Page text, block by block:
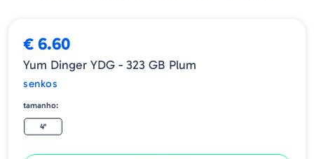
€ 6.60
Yum Dinger YDG - 323 GB Plum
senkos
tamanho:
4"